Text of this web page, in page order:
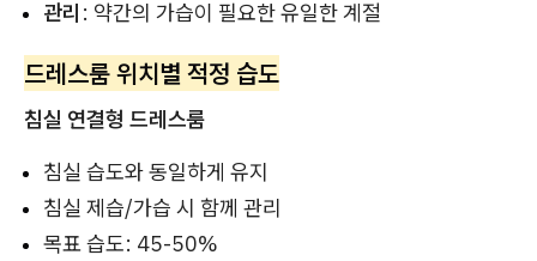
관리 : 약간의 가습이 필요한 유일한 계절
드레스룸 위치별 적정 습도
침실 연결형 드레스룸
침실 습도와 동일하게 유지
침실 제습/가습 시 함께 관리
목표 습도: 45-50%